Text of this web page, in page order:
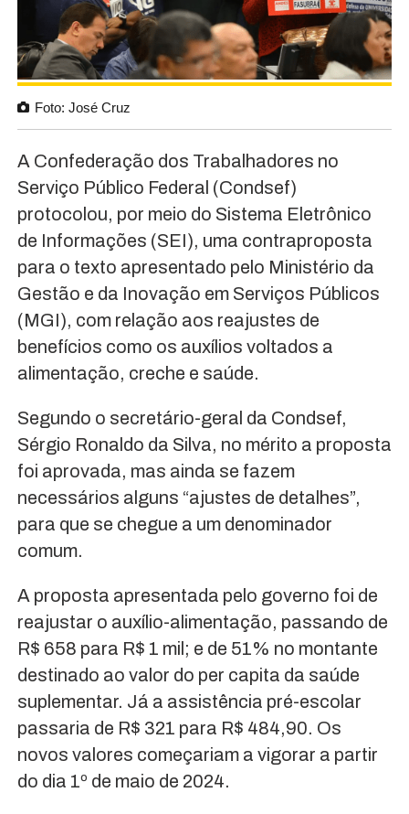
Foto: José Cruz
A Confederação dos Trabalhadores no
Serviço Público Federal (Condsef)
protocolou, por meio do Sistema Eletrônico
de Informações (SEI), uma contraproposta
para o texto apresentado pelo Ministério da
Gestão e da Inovação em Serviços Públicos
(MGI), com relação aos reajustes de
benefícios como os auxílios voltados a
alimentação, creche e saúde.
Segundo o secretário-geral da Condsef,
Sérgio Ronaldo da Silva, no mérito a proposta
foi aprovada, mas ainda se fazem
necessários alguns “ajustes de detalhes”,
para que se chegue a um denominador
comum.
A proposta apresentada pelo governo foi de
reajustar o auxílio-alimentação, passando de
R$ 658 para R$ 1 mil; e de 51% no montante
destinado ao valor do per capita da saúde
suplementar. Já a assistência pré-escolar
passaria de R$ 321 para R$ 484,90. Os
novos valores começariam a vigorar a partir
do dia 1º de maio de 2024.